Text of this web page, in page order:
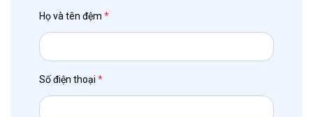
Họ và tên đệm *
Số điện thoại *